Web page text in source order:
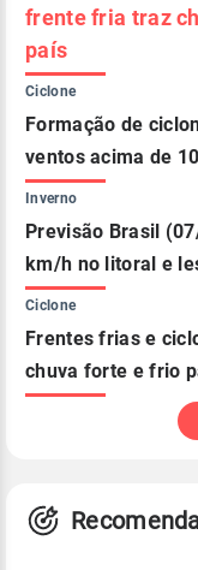
frente fria traz
país
Ciclone
Formação de
ventos acima de
Inverno
Previsão Brasil
km/h no litoral e
Ciclone
Frentes frias e
chuva forte e frio